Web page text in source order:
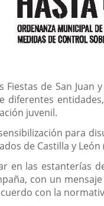
de San
diferentes
juvenil.
para
de Castilla y León
en las estanterías
con un
con la